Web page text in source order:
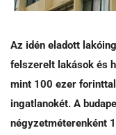
Az idén eladott
felszerelt lakások és
mint 100 ezer
ingatlanokét. A
négyzetméterenként